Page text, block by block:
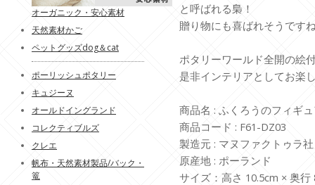
と呼ばれる梟！
贈り物にも喜ばれそうです
ポタリーワールド全開の絵
是非インテリアとしてお楽
商品名 : ふくろうのフィギ
商品コード : F61-DZ03
製造元 : マヌファクトゥラ社
原産地 : ポーランド
サイズ：高さ 10.5cm × 奥行
オーガニック・安心素材
天然素材かご
ペットグッズdog＆cat
ポーリッシュポタリー
キュジーヌ
オールドイングランド
コレクティブルズ
クレエ
帆布・天然素材製品/バック・
篭